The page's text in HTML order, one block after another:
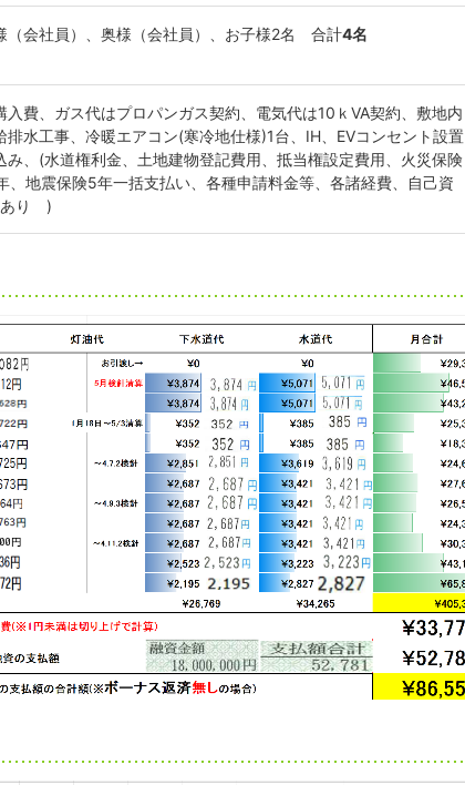
（会社員）、奥様（会社員）、お子様2名 合計4名
入費、ガス代はプロパンガス契約、電気代は10ｋVA契約、敷地内
排水工事、冷暖エアコン(寒冷地仕様)1台、IH、EVコンセント設置
み、(水道権利金、土地建物登記費用、抵当権設定費用、火災保険
、地震保険5年一括支払い、各種申請料金等、各諸経費、自己資
あり )